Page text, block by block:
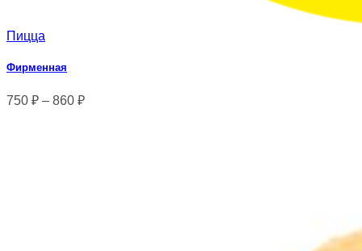
Пицца
Фирменная
750 ₽ – 860 ₽